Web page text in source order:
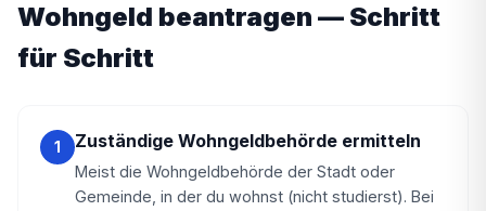
Wohngeld beantragen — Schritt
für Schritt
1 Zuständige Wohngeldbehörde ermitteln
Meist die Wohngeldbehörde der Stadt oder
Gemeinde, in der du wohnst (nicht studierst). Bei